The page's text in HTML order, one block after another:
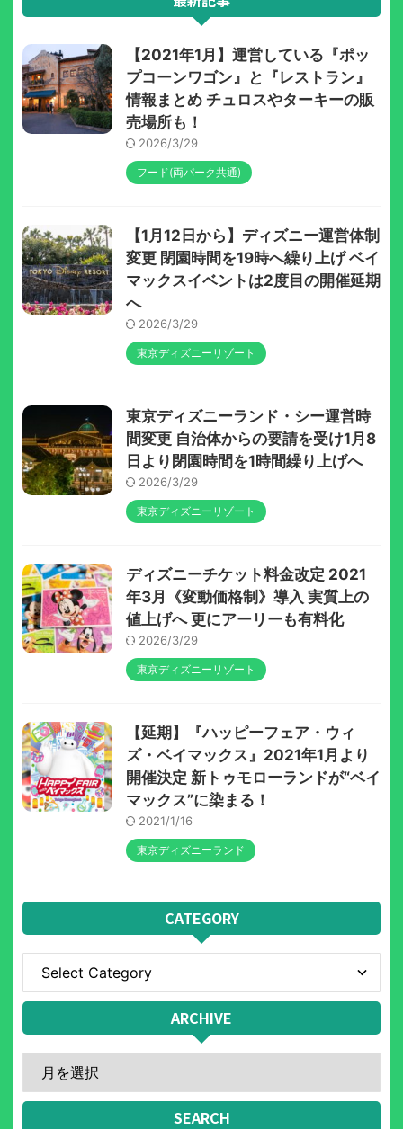
【2021年1月】運営している『ポッ
プコーンワゴン』と『レストラン』
情報まとめ チュロスやターキーの販
売場所も！
2026/3/29
フード(両パーク共通)
【1月12日から】ディズニー運営体制
変更 閉園時間を19時へ繰り上げ ベイ
マックスイベントは2度目の開催延期
へ
2026/3/29
東京ディズニーリゾート
東京ディズニーランド・シー運営時
間変更 自治体からの要請を受け1月8
日より閉園時間を1時間繰り上げへ
2026/3/29
東京ディズニーリゾート
ディズニーチケット料金改定 2021
年3月《変動価格制》導入 実質上の
値上げへ 更にアーリーも有料化
2026/3/29
東京ディズニーリゾート
【延期】『ハッピーフェア・ウィ
ズ・ベイマックス』2021年1月より
開催決定 新トゥモローランドが“ベイ
マックス”に染まる！
2021/1/16
東京ディズニーランド
CATEGORY
ARCHIVE
SEARCH